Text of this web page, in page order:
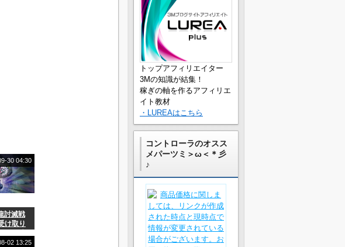
討滅戦
け取り
で！報
逃すな
30 04:30
02 13:25
トップアフィリエイター
3Mの知識が結集！
稼ぎの軸を作るアフィリエ
イト教材
・LUREAはこちら
コントローラのオスス
メパーツミ＞ω＜＊彡
♪